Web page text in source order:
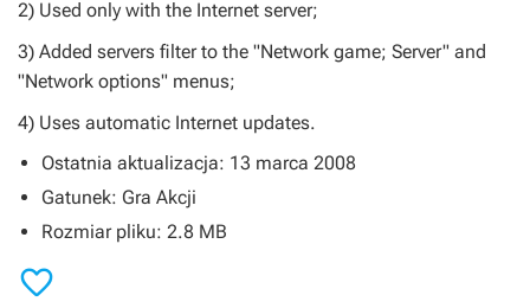
2) Used only with the Internet server;
3) Added servers filter to the "Network game; Server" and
"Network options" menus;
4) Uses automatic Internet updates.
Ostatnia aktualizacja: 13 marca 2008
Gatunek: Gra Akcji
Rozmiar pliku: 2.8 MB
